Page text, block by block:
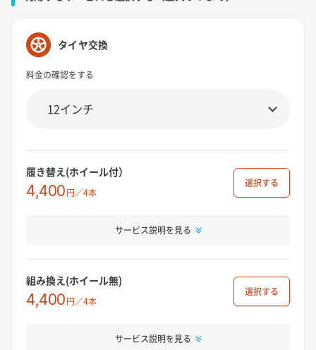
タイヤ交換
料金の確認をする
履き替え(ホイール付）
4,400円／4本
選択
サービス説明を見る
組み換え(ホイール無)
4,400円／4本
選択
サービス説明を見る